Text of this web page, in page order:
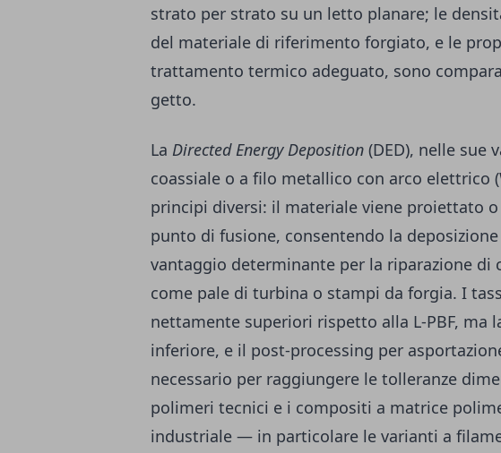
strato per strato su un letto planare; le
del materiale di riferimento forgiato, e le
trattamento termico adeguato, sono
getto.
La Directed Energy Deposition (DED), nelle sue
coassiale o a filo metallico con arco elettrico
principi diversi: il materiale viene proiettato
punto di fusione, consentendo la
vantaggio determinante per la riparazione di
come pale di turbina o stampi da forgia. I
nettamente superiori rispetto alla L-PBF, ma
inferiore, e il post-processing per
necessario per raggiungere le tolleranze
polimeri tecnici e i compositi a matrice
industriale — in particolare le varianti a